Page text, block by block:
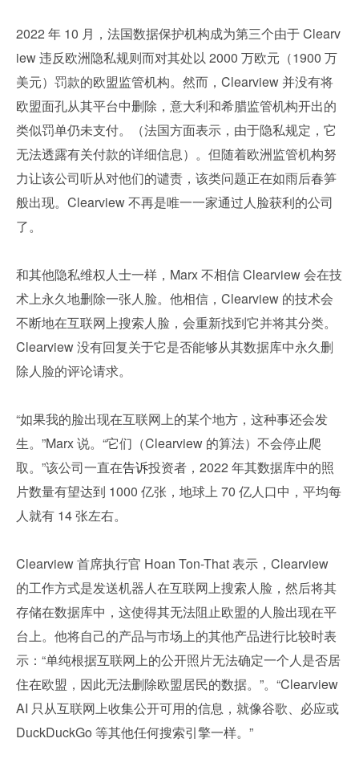
2022 年 10 月，法国数据保护机构成为第三个由于 Clearv
iew 违反欧洲隐私规则而对其处以 2000 万欧元（1900 万
美元）罚款的欧盟监管机构。然而，Clearview 并没有将
欧盟面孔从其平台中删除，意大利和希腊监管机构开出的
类似罚单仍未支付。（法国方面表示，由于隐私规定，它
无法透露有关付款的详细信息）。但随着欧洲监管机构努
力让该公司听从对他们的谴责，该类问题正在如雨后春笋
般出现。Clearview 不再是唯一一家通过人脸获利的公司
了。
和其他隐私维权人士一样，Marx 不相信 Clearview 会在技
术上永久地删除一张人脸。他相信，Clearview 的技术会
不断地在互联网上搜索人脸，会重新找到它并将其分类。
Clearview 没有回复关于它是否能够从其数据库中永久删
除人脸的评论请求。
“如果我的脸出现在互联网上的某个地方，这种事还会发
生。”Marx 说。“它们（Clearview 的算法）不会停止爬
取。”该公司一直在告诉投资者，2022 年其数据库中的照
片数量有望达到 1000 亿张，地球上 70 亿人口中，平均每
人就有 14 张左右。
Clearview 首席执行官 Hoan Ton-That 表示，Clearview
的工作方式是发送机器人在互联网上搜索人脸，然后将其
存储在数据库中，这使得其无法阻止欧盟的人脸出现在平
台上。他将自己的产品与市场上的其他产品进行比较时表
示：“单纯根据互联网上的公开照片无法确定一个人是否居
住在欧盟，因此无法删除欧盟居民的数据。”。“Clearview
AI 只从互联网上收集公开可用的信息，就像谷歌、必应或
DuckDuckGo 等其他任何搜索引擎一样。”